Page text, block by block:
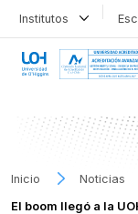
Institutos
Inicio
Noticias
El boom llegó a la